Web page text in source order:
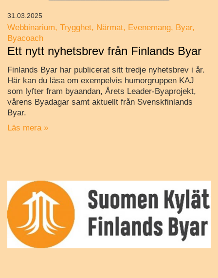
Webbinarium Trygghet Närmat Evenemang
Byar
Byacoach
Ett nytt nyhetsbrev från Finlands Byar
Finlands Byar har publicerat sitt tredje nyhetsbrev i år.
Här kan du läsa om exempelvis humorgruppen KAJ
som lyfter fram byaandan, Årets Leader-Byaprojekt,
vårens Byadagar samt aktuellt från Svenskfinlands
Byar.
Läs mera »
31.03.2025